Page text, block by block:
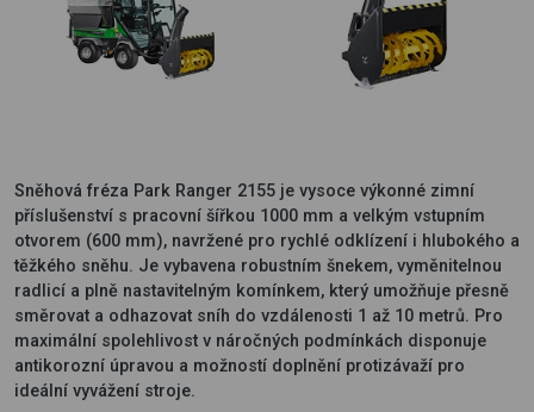
Sněhová fréza Park Ranger 2155 je vysoce výkonné zimní
příslušenství s pracovní šířkou 1000 mm a velkým vstupním
otvorem (600 mm), navržené pro rychlé odklízení i hlubokého a
těžkého sněhu. Je vybavena robustním šnekem, vyměnitelnou
radlicí a plně nastavitelným komínkem, který umožňuje přesně
směrovat a odhazovat sníh do vzdálenosti 1 až 10 metrů. Pro
maximální spolehlivost v náročných podmínkách disponuje
antikorozní úpravou a možností doplnění protizávaží pro
ideální vyvážení stroje.